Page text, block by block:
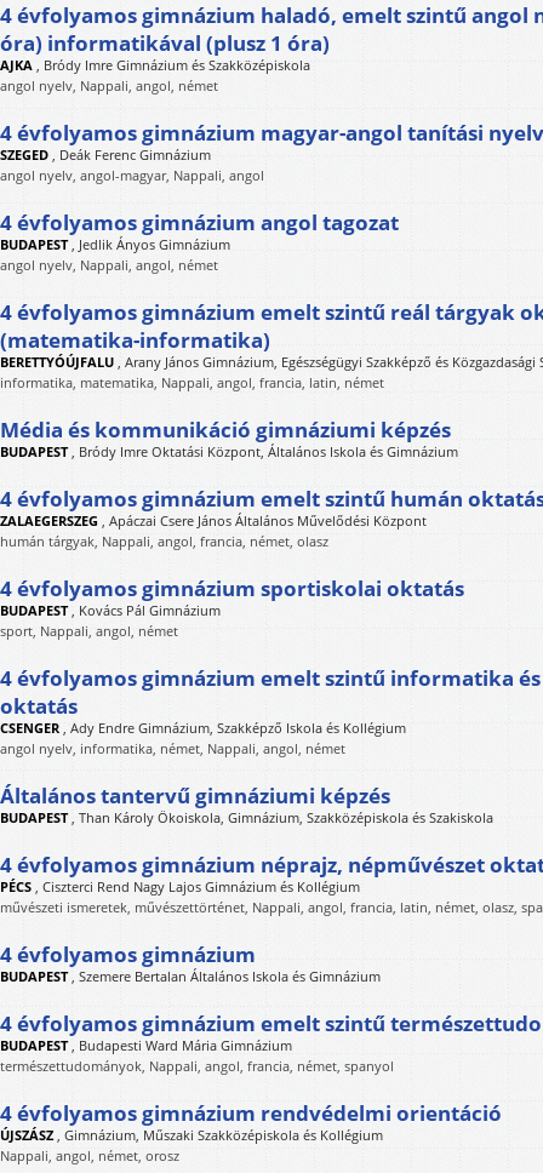
4 évfolyamos gimnázium haladó, emelt szintű angol
óra) informatikával (plusz 1 óra)
AJKA , Bródy Imre Gimnázium és Szakközépiskola
angol nyelv, Nappali, angol, német
4 évfolyamos gimnázium magyar-angol tanítási
SZEGED , Deák Ferenc Gimnázium
angol nyelv, angol-magyar, Nappali, angol
4 évfolyamos gimnázium angol tagozat
BUDAPEST, Jedlik Ányos Gimnázium
angol nyelv, Nappali, angol, német
4 évfolyamos gimnázium emelt szintű reál tárgyak
(matematika-informatika)
BERETTYÓÚJFALU , Arany János Gimnázium, Egészségügyi Szakképző és Közgazdasági
informatika, matematika, Nappali, angol, francia, latin, német
Média és kommunikáció gimnáziumi képzés
BUDAPEST, Bródy Imre Oktatási Központ, Általános Iskola és Gimnázium
4 évfolyamos gimnázium emelt szintű humán
ZALAEGERSZEG , Apáczai Csere János Általános Művelődési Központ
humán tárgyak, Nappali, angol, francia, német, olasz
4 évfolyamos gimnázium sportiskolai oktatás
BUDAPEST, Kovács Pál Gimnázium
sport, Nappali, angol, német
4 évfolyamos gimnázium emelt szintű informatika
oktatás
CSENGER , Ady Endre Gimnázium, Szakképző Iskola és Kollégium
angol nyelv, informatika, német, Nappali, angol, német
Általános tantervű gimnáziumi képzés
BUDAPEST, Than Károly Ökoiskola, Gimnázium, Szakközépiskola és Szakiskola
4 évfolyamos gimnázium néprajz, népművészet
PÉCS , Ciszterci Rend Nagy Lajos Gimnázium és Kollégium
művészeti ismeretek, művészettörténet, Nappali, angol, francia, latin, német, olasz,
4 évfolyamos gimnázium
BUDAPEST, Szemere Bertalan Általános Iskola és Gimnázium
4 évfolyamos gimnázium emelt szintű
BUDAPEST, Budapesti Ward Mária Gimnázium
természettudományok, Nappali, angol, francia, német, spanyol
4 évfolyamos gimnázium rendvédelmi orientáció
ÚJSZÁSZ, Gimnázium, Műszaki Szakközépiskola és Kollégium
Nappali, angol, német, orosz